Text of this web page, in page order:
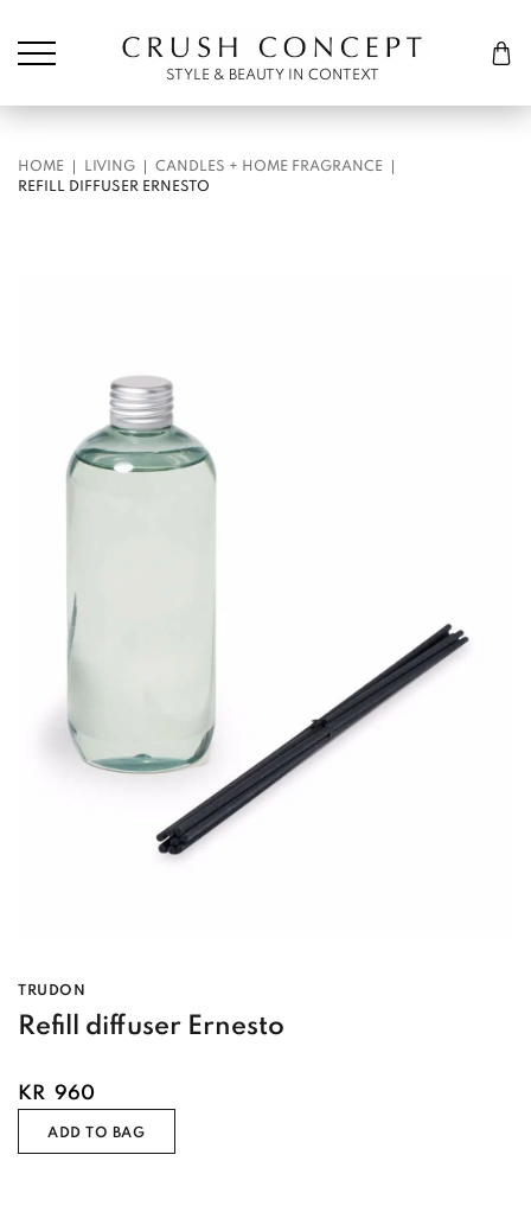
Cart
STYLE & BEAUTY IN CONTEXT
HOME LIVING
CANDLES + HOME FRAGRANCE
REFILL DIFFUSER ERNESTO
TRUDON
Refill diffuser Ernesto
KR 960
ADD TO BAG